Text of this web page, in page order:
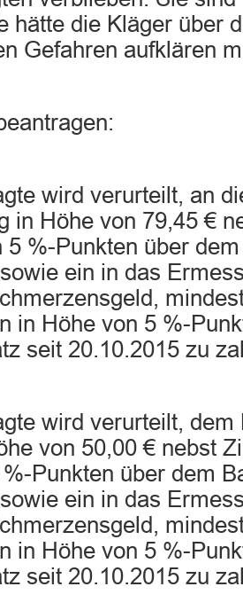
hätte die Kläger über
Gefahren aufklären
wird verurteilt, an
in Höhe von 79,45 €
5 %-Punkten über
ein in das
in Höhe von 5 %-
seit 20.10.2015 zu
wird verurteilt, dem
von 50,00 € nebst
Punkten über dem
ein in das
in Höhe von 5 %-
seit 20.10.2015 zu